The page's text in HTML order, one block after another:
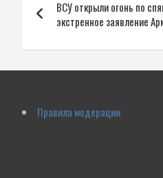
по
записям
ВСУ открыли огонь по
экстренное заявление
Правила модерации